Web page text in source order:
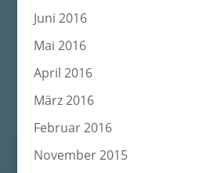
Juni 2016
Mai 2016
April 2016
März 2016
Februar 2016
November 2015